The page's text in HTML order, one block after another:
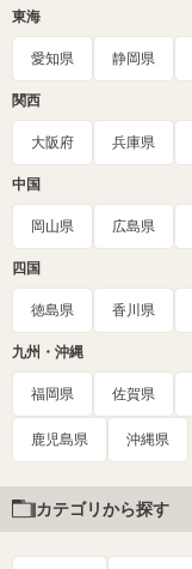
東海
愛知県 静岡県
関西
大阪府 兵庫県
中国
岡山県 広島県
四国
徳島県 香川県
九州・沖縄
福岡県 佐賀県
鹿児島県 沖縄県
カテゴリから探す